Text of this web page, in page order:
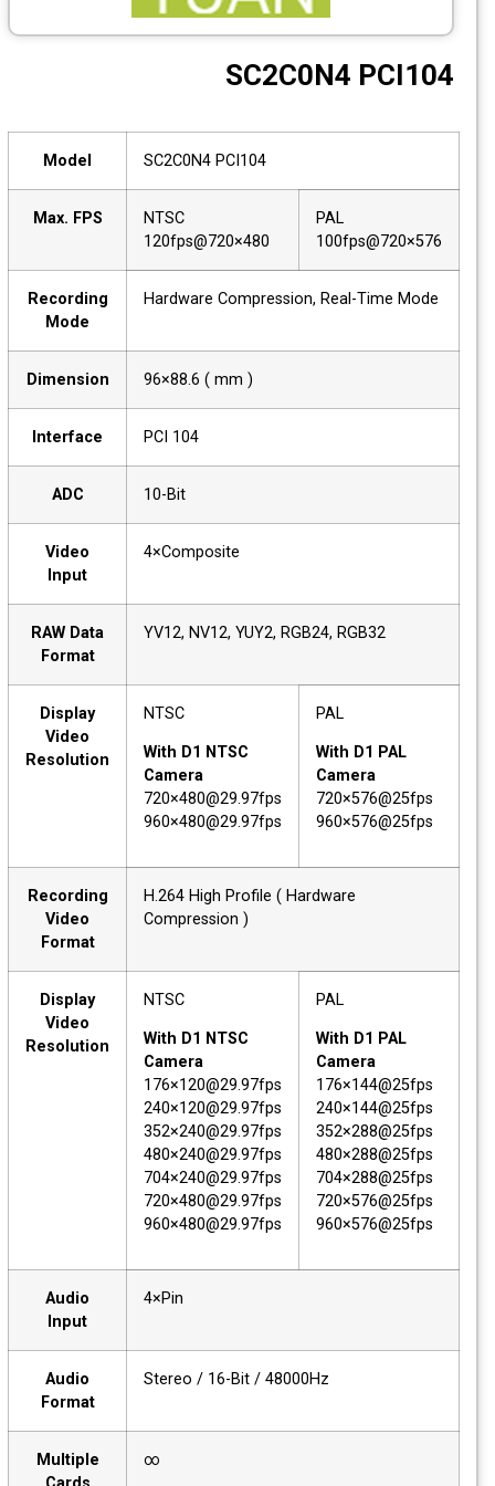
CCTV
Photo Printers
SC2C0N4 PCI104
Model SC2C0N4 PCI104
Max. FPS
NTSC
120fps@720×480
PAL
100fps@720×576
Recording
Mode
Hardware Compression, Real-Time Mode
Dimension 96×88.6 ( mm )
Interface PCI 104
ADC 10-Bit
Video
Input
4×Composite
RAW Data
Format
YV12, NV12, YUY2, RGB24, RGB32
Display
Video
Resolution
NTSC
With D1 NTSC
Camera
720×480@29.97fps
960×480@29.97fps
PAL
With D1 PAL
Camera
720×576@25fps
960×576@25fps
Recording
Video
Format
H.264 High Profile ( Hardware
Compression )
Display
Video
Resolution
NTSC
With D1 NTSC
Camera
176×120@29.97fps
240×120@29.97fps
352×240@29.97fps
480×240@29.97fps
704×240@29.97fps
720×480@29.97fps
960×480@29.97fps
PAL
With D1 PAL
Camera
176×144@25fps
240×144@25fps
352×288@25fps
480×288@25fps
704×288@25fps
720×576@25fps
960×576@25fps
Audio
Input
4×Pin
Audio
Format
Stereo / 16-Bit / 48000Hz
Multiple